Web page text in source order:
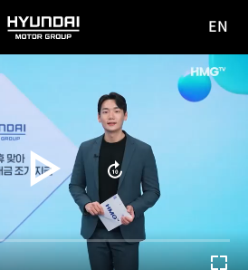
HYUNDAI
MOTOR
GROUP
사이
이동
EN